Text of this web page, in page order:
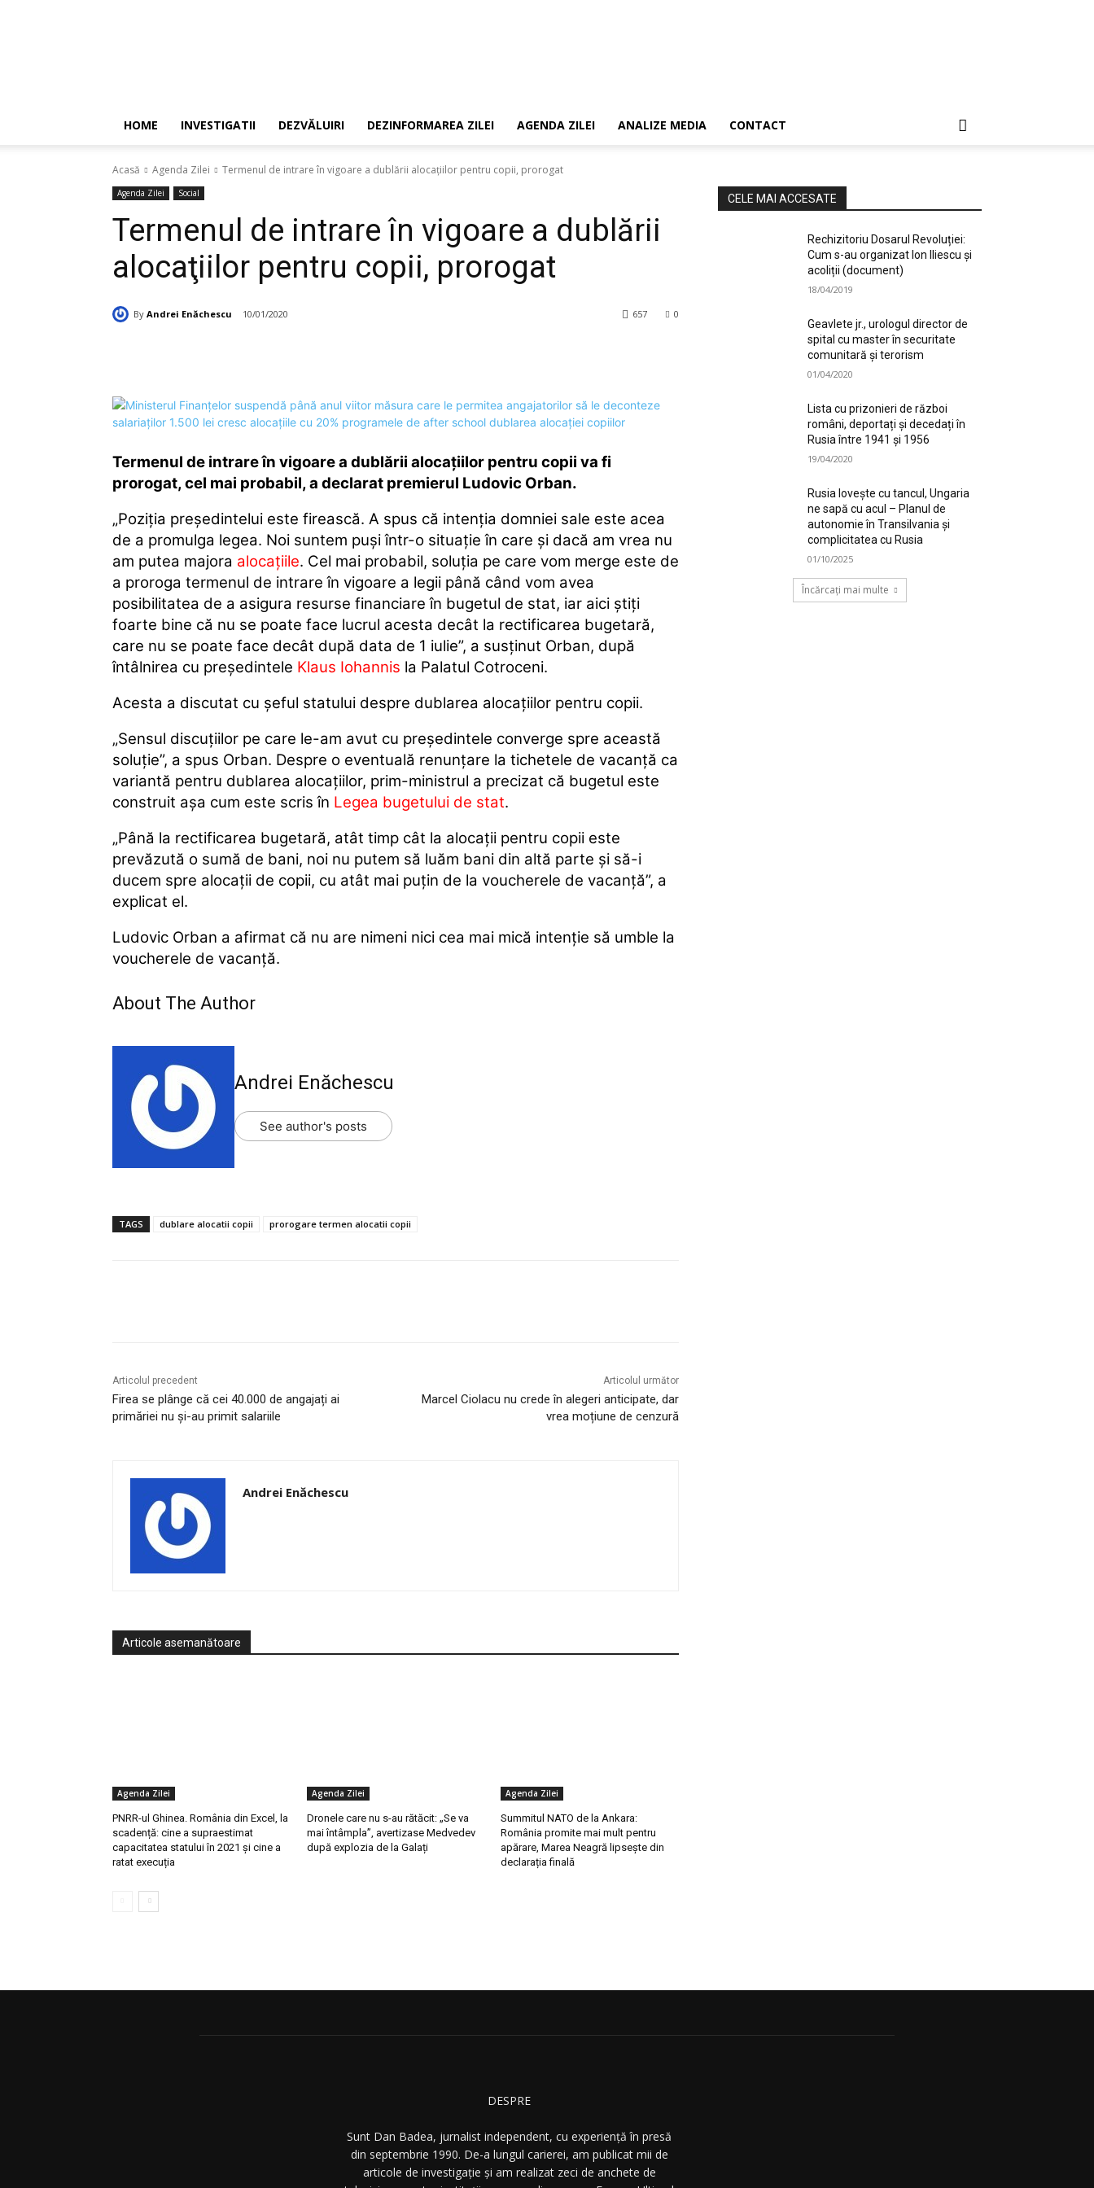
HOME INVESTIGATII DEZVĂLUIRI DEZINFORMAREA ZILEI AGENDA ZILEI ANALIZE MEDIA CONTACT
Acasă Agenda Zilei Termenul de intrare în vigoare a dublării alocaţiilor pentru copii, prorogat
Agenda Zilei Social
Termenul de intrare în vigoare a dublării
alocaţiilor pentru copii, prorogat
By Andrei Enăchescu 10/01/2020 0
657
Termenul de intrare în vigoare a dublării alocaţiilor pentru copii va fi
prorogat, cel mai probabil, a declarat premierul Ludovic Orban.
„Poziţia preşedintelui este firească. A spus că intenţia domniei sale este acea
de a promulga legea. Noi suntem puşi într-o situaţie în care şi dacă am vrea nu
am putea majora alocaţiile. Cel mai probabil, soluţia pe care vom merge este de
a proroga termenul de intrare în vigoare a legii până când vom avea
posibilitatea de a asigura resurse financiare în bugetul de stat, iar aici ştiţi
foarte bine că nu se poate face lucrul acesta decât la rectificarea bugetară,
care nu se poate face decât după data de 1 iulie”, a susţinut Orban, după
întâlnirea cu preşedintele Klaus Iohannis la Palatul Cotroceni.
Acesta a discutat cu şeful statului despre dublarea alocaţiilor pentru copii.
„Sensul discuţiilor pe care le-am avut cu preşedintele converge spre această
soluţie”, a spus Orban. Despre o eventuală renunţare la tichetele de vacanţă ca
variantă pentru dublarea alocaţiilor, prim-ministrul a precizat că bugetul este
construit aşa cum este scris în Legea bugetului de stat.
„Până la rectificarea bugetară, atât timp cât la alocaţii pentru copii este
prevăzută o sumă de bani, noi nu putem să luăm bani din altă parte şi să-i
ducem spre alocaţii de copii, cu atât mai puţin de la voucherele de vacanţă”, a
explicat el.
Ludovic Orban a afirmat că nu are nimeni nici cea mai mică intenţie să umble la
voucherele de vacanţă.
About The Author
Andrei Enăchescu
See author's posts
TAGS dublare alocatii copii prorogare termen alocatii copii
Articolul precedent
Firea se plânge că cei 40.000 de angajați ai
primăriei nu și-au primit salariile
Articolul următor
Marcel Ciolacu nu crede în alegeri anticipate, dar
vrea moțiune de cenzură
Andrei Enăchescu
Articole asemanătoare
Agenda Zilei
PNRR-ul Ghinea. România din Excel, la
scadență: cine a supraestimat
capacitatea statului în 2021 și cine a
ratat execuția
Agenda Zilei
Dronele care nu s-au rătăcit: „Se va
mai întâmpla”, avertizase Medvedev
după explozia de la Galați
Agenda Zilei
Summitul NATO de la Ankara:
România promite mai mult pentru
apărare, Marea Neagră lipsește din
declarația finală
CELE MAI ACCESATE
Rechizitoriu Dosarul Revoluției:
Cum s-au organizat Ion Iliescu și
acoliții (document)
18/04/2019
Geavlete jr., urologul director de
spital cu master în securitate
comunitară și terorism
01/04/2020
Lista cu prizonieri de război
români, deportați și decedați în
Rusia între 1941 și 1956
19/04/2020
Rusia lovește cu tancul, Ungaria
ne sapă cu acul – Planul de
autonomie în Transilvania și
complicitatea cu Rusia
01/10/2025
Încărcați mai multe
DESPRE
Sunt Dan Badea, jurnalist independent, cu experiență în presă
din septembrie 1990. De-a lungul carierei, am publicat mii de
articole de investigație și am realizat zeci de anchete de